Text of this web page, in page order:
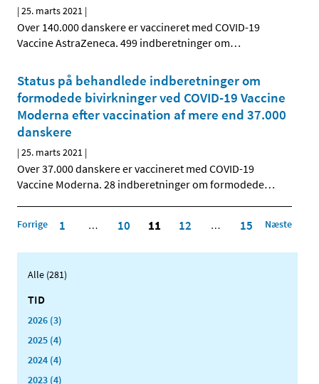
|25. marts 2021 |
Over 140.000 danskere er vaccineret med COVID-19
Vaccine AstraZeneca. 499 indberetninger om…
Status på behandlede indberetninger om
formodede bivirkninger ved COVID-19 Vaccine
Moderna efter vaccination af mere end 37.000
danskere
|25. marts 2021 |
Over 37.000 danskere er vaccineret med COVID-19
Vaccine Moderna. 28 indberetninger om formodede…
Forrige 1 … 10 11 12 … 15 Næste
Alle (281)
TID
2026 (3)
2025 (4)
2024 (4)
2023 (4)